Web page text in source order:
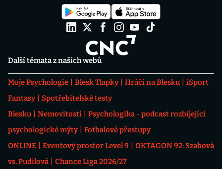
Další témata z našich webů
Moje Psychologie Blesk Tlapky Hráči na Blesku
iSport
Fantasy
Spotřebitelské testy
Blesku
Nemovitosti
Psychologika - podcast rozbíjející
psychologické mýty
Fotbalové přestupy
ONLINE
Eventový prostor Level 9
OKTAGON 92: Szabová
vs. Pudilová
Chance Liga 2026/27